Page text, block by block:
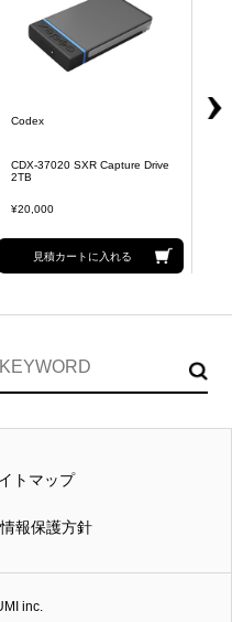
Codex
CDX-37020 SXR Capture Drive
2TB
¥20,000
見積カートに入れる
トマップ
報保護方針
inc.